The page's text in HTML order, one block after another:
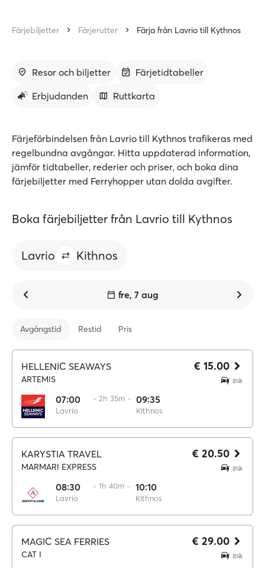
Färjebiljetter Färjerutter Färja från Lavrio till Kythnos
Resor och biljetter
Färjetidtabeller
Erbjudanden
Ruttkarta
Färjeförbindelsen från Lavrio till Kythnos trafikeras med
regelbundna avgångar. Hitta uppdaterad information,
jämför tidtabeller, rederier och priser, och boka dina
färjebiljetter med Ferryhopper utan dolda avgifter.
Boka färjebiljetter från Lavrio till Kythnos
Lavrio Kithnos
fre, 7 aug
Avgångstid Restid Pris
HELLENIC SEAWAYS
ARTEMIS
07:00
Lavrio
·· 2h 35m ·· 09:35
Kithnos
€ 15.00
KARYSTIA TRAVEL
MARMARI EXPRESS
08:30
Lavrio
·· 1h 40m ·· 10:10
Kithnos
€ 20.50
MAGIC SEA FERRIES
CAT I
€ 29.00